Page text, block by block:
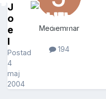
J
o
e
l
Postad
4
maj
2004
Medlemmar
194